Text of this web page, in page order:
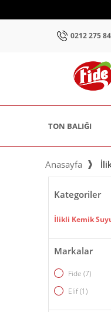
0212 275
TON BALIĞI
Anasayfa
Kategoriler
İlikli Kemik
Markalar
Fide (7)
Elif(1)